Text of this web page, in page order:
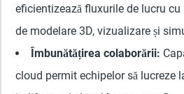
eficientizează fluxurile de lucru
de modelare 3D, vizualizare și
Îmbunătățirea colaborării:
cloud permit echipelor să lucreze